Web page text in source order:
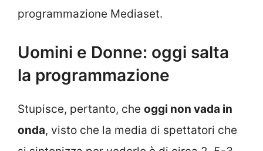
programmazione Mediaset.
Uomini e Donne: oggi salta
la programmazione
Stupisce, pertanto, che oggi non vada in
onda, visto che la media di spettatori che